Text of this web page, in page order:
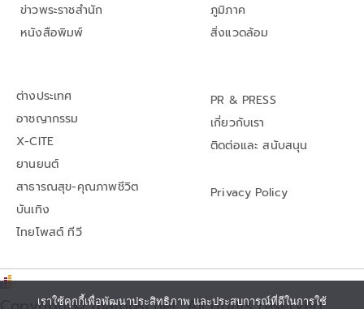
ข่าวพระราชสำนัก
หนังสือพิมพ์
ภูมิภาค
สิ่งแวดล้อม
ต่างประเทศ
อาชญากรรม
X-CITE
ยานยนต์
สาธารณสุข-คุณภาพชีวิต
บันเทิง
ไทยโพสต์ ทีวี
PR & PRESS
เกี่ยวกับเรา
ติดต่อและ สนับสนุน
Privacy Policy
เราใช้คุกกี้เพื่อพัฒนาประสิทธิภาพ และประสบการณ์ที่ดีในการใช้